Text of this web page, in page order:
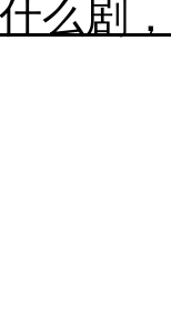
么剧